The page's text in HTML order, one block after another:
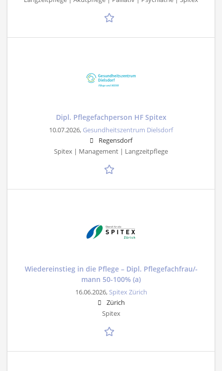
Dipl. Pflegefachperson HF Spitex
10.07.2026, Gesundheitszentrum Dielsdorf
Regensdorf
Spitex | Management | Langzeitpflege
Wiedereinstieg in die Pflege – Dipl. Pflegefachfrau/-
mann 50-100% (a)
16.06.2026, Spitex Zürich
Zürich
Spitex